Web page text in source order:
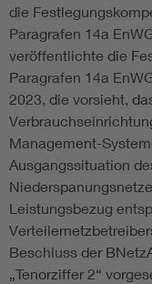
die
Paragrafen 14a
veröffentlichte die
Paragrafen 14a
2023, die vorsieht,
Management-
Ausgangssituation
Leistungsbezug
Beschluss der
„Tenorziffer 2“